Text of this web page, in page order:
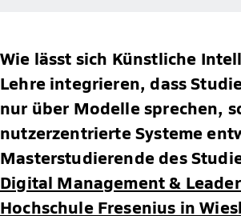
Wie lässt sich Künstliche
Lehre integrieren, dass
nur über Modelle sprechen,
nutzerzentrierte Systeme
Masterstudierende des
Digital Management &
Hochschule Fresenius in